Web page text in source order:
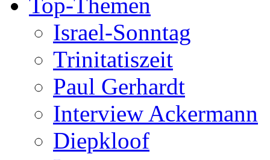
Israel-Sonntag
Trinitatiszeit
Paul Gerhardt
Interview Ackermann
Diepkloof